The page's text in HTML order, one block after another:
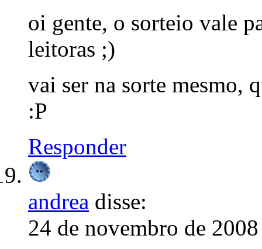
oi gente, o sorteio vale
leitoras ;)
vai ser na sorte mesmo,
:P
Responder
andrea disse:
24 de novembro de